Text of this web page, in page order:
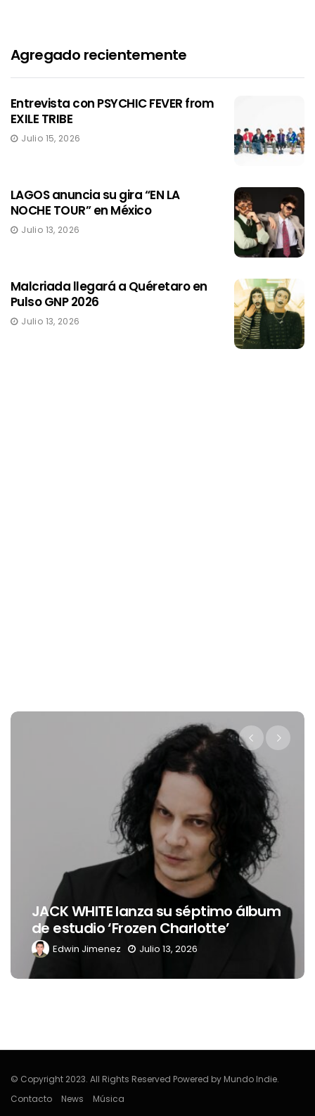
Agregado recientemente
Entrevista con PSYCHIC FEVER from
EXILE TRIBE
Julio 15, 2026
LAGOS anuncia su gira “EN LA
NOCHE TOUR” en México
Julio 13, 2026
Malcriada llegará a Quéretaro en
Pulso GNP 2026
Julio 13, 2026
JACK WHITE lanza su séptimo álbum
de estudio ‘Frozen Charlotte’
Edwin Jimenez Julio 13, 2026
© Copyright 2023. All Rights Reserved Powered by Mundo Indie.
Contacto
News Música